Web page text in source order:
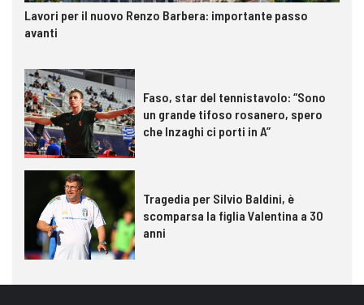
Lavori per il nuovo Renzo Barbera: importante passo
avanti
Faso, star del tennistavolo: “Sono
un grande tifoso rosanero, spero
che Inzaghi ci porti in A”
Tragedia per Silvio Baldini, è
scomparsa la figlia Valentina a 30
anni